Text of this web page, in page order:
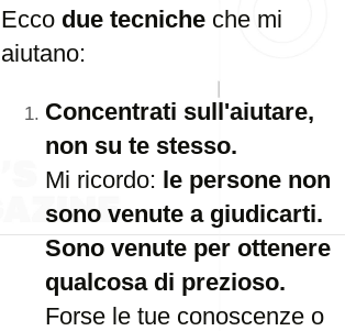
Ecco due tecniche che mi
aiutano:
Concentrati sull'aiutare,
non su te stesso.
Mi ricordo: le persone non
sono venute a giudicarti.
Sono venute per ottenere
qualcosa di prezioso.
Forse le tue conoscenze o